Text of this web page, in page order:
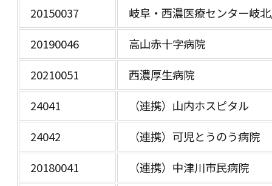
20150037
岐阜・西濃医療センター岐
20190046
高山赤十字病院
20210051
西濃厚生病院
24041
（連携）山内ホスピタル
24042
（連携）可児とうのう病院
20180041
（連携）中津川市民病院